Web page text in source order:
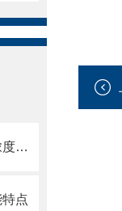
流式细胞仪能够精确测量到极低浓度的标记物
点